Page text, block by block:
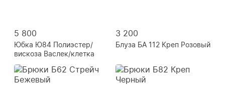
5 800
Юбка Ю84 Полиэстер/
вискоза Васлек/клетка
3 200
Блуза БА 112 Креп Розовый